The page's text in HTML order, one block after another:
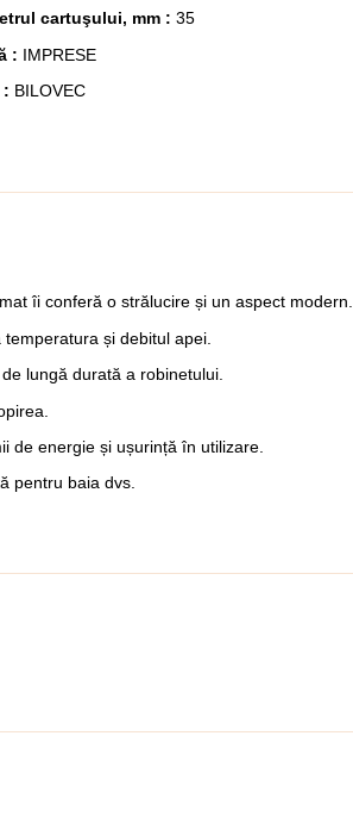
cartuşului, mm :35
: IMPRESE
: BILOVEC
îi conferă o strălucire și un aspect modern.
și debitul apei.
lungă durată a robinetului.
de energie și ușurință în utilizare.
pentru baia dvs.